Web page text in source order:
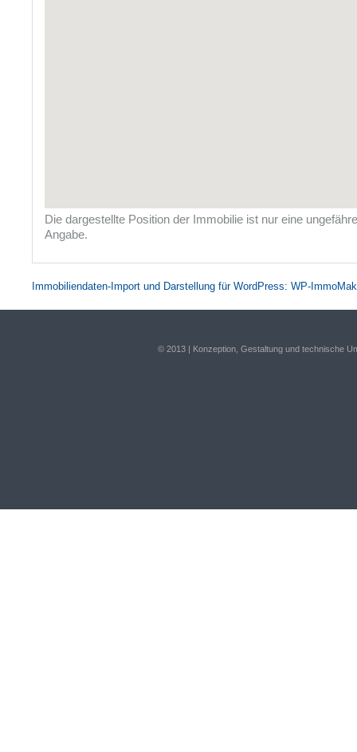
Die dargestellte Position der Immobilie ist nur eine ungefähre
Angabe.
Immobiliendaten-Import und Darstellung für WordPress: WP-
© 2013 | Konzeption, Gestaltung und technische